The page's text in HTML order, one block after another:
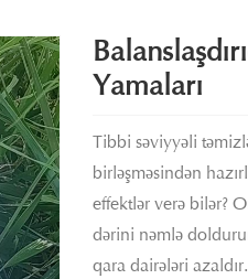
Yamaları
Tibbi səviyyəli
birləşməsindən
effektlər verə bilər?
dərini nəmlə
qara dairələri